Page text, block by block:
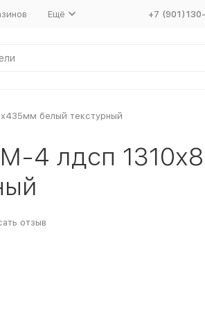
Ещё +7
белый текстурный
4 лдсп
отзыв